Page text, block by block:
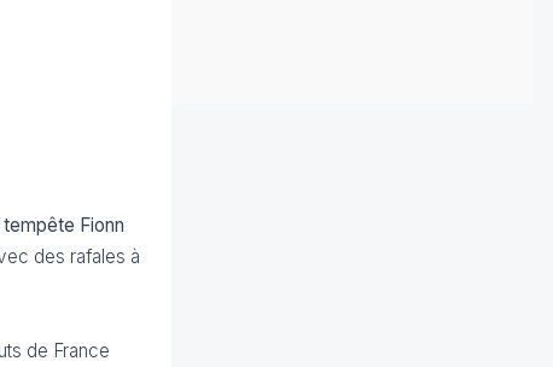
tempête Fionn
des rafales à
de France